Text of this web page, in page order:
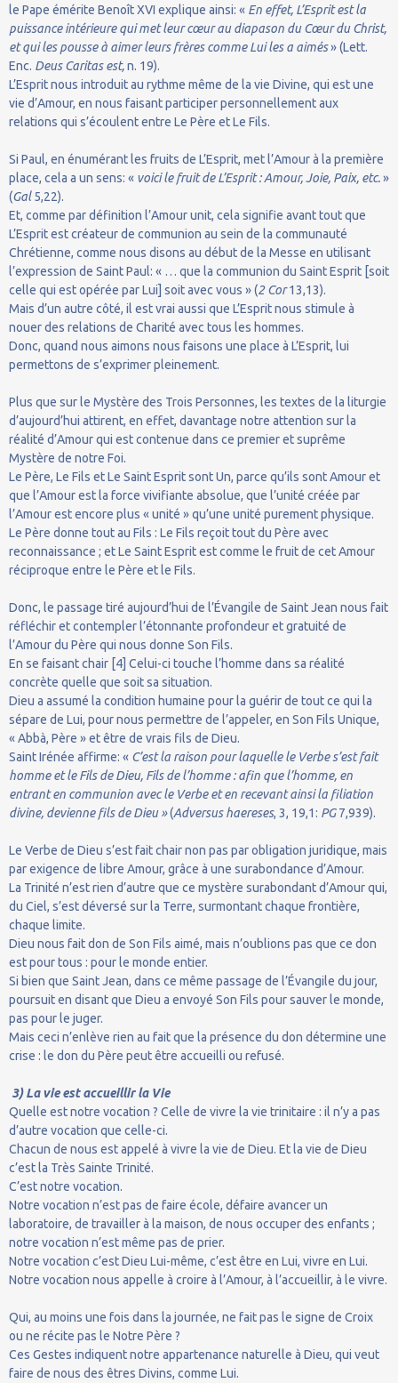
le Pape émérite Benoît XVI explique ainsi: « En effet, L’Esprit est la
puissance intérieure qui met leur cœur au diapason du Cœur du Christ,
et qui les pousse à aimer leurs frères comme Lui les a aimés» (Lett.
Enc. Deus Caritas est,n. 19).
L’Esprit nous introduit au rythme même de la vie Divine, qui est une
vie d’Amour, en nous faisant participer personnellement aux
relations qui s’écoulent entre Le Père et Le Fils.
Si Paul, en énumérant les fruits de L’Esprit, met l’Amour à la première
place, cela a un sens: « voici le fruit de L’Esprit : Amour, Joie, Paix, etc.»
(Gal5,22).
Et, comme par définition l’Amour unit, cela signifie avant tout que
L’Esprit est créateur de communion au sein de la communauté
Chrétienne, comme nous disons au début de la Messe en utilisant
l’expression de Saint Paul: « … que la communion du Saint Esprit [soit
celle qui est opérée par Lui] soit avec vous » (2 Cor13,13).
Mais d’un autre côté, il est vrai aussi que L’Esprit nous stimule à
nouer des relations de Charité avec tous les hommes.
Donc, quand nous aimons nous faisons une place à L’Esprit, lui
permettons de s’exprimer pleinement.
Plus que sur le Mystère des Trois Personnes, les textes de la liturgie
d’aujourd’hui attirent, en effet, davantage notre attention sur la
réalité d’Amour qui est contenue dans ce premier et suprême
Mystère de notre Foi.
Le Père, Le Fils et Le Saint Esprit sont Un, parce qu’ils sont Amour et
que l’Amour est la force vivifiante absolue, que l’unité créée par
l’Amour est encore plus « unité » qu’une unité purement physique.
Le Père donne tout au Fils : Le Fils reçoit tout du Père avec
reconnaissance ; et Le Saint Esprit est comme le fruit de cet Amour
réciproque entre le Père et le Fils.
Donc, le passage tiré aujourd’hui de l’Évangile de Saint Jean nous fait
réfléchir et contempler l’étonnante profondeur et gratuité de
l’Amour du Père qui nous donne Son Fils.
En se faisant chair [4] Celui-ci touche l’homme dans sa réalité
concrète quelle que soit sa situation.
Dieu a assumé la condition humaine pour la guérir de tout ce qui la
sépare de Lui, pour nous permettre de l’appeler, en Son Fils Unique,
« Abbà, Père » et être de vrais fils de Dieu.
Saint Irénée affirme: « C’est la raison pour laquelle le Verbe s’est fait
homme et le Fils de Dieu, Fils de l’homme : afin que l’homme, en
entrant en communion avec le Verbe et en recevant ainsi la filiation
divine, devienne fils de Dieu »(Adversus haereses, 3, 19,1: PG7,939).
Le Verbe de Dieu s’est fait chair non pas par obligation juridique, mais
par exigence de libre Amour, grâce à une surabondance d’Amour.
La Trinité n’est rien d’autre que ce mystère surabondant d’Amour qui,
du Ciel, s’est déversé sur la Terre, surmontant chaque frontière,
chaque limite.
Dieu nous fait don de Son Fils aimé, mais n’oublions pas que ce don
est pour tous : pour le monde entier.
Si bien que Saint Jean, dans ce même passage de l’Évangile du jour,
poursuit en disant que Dieu a envoyé Son Fils pour sauver le monde,
pas pour le juger.
Mais ceci n’enlève rien au fait que la présence du don détermine une
crise : le don du Père peut être accueilli ou refusé.
3) La vie est accueillir la Vie
Quelle est notre vocation ? Celle de vivre la vie trinitaire : il n’y a pas
d’autre vocation que celle-ci.
Chacun de nous est appelé à vivre la vie de Dieu. Et la vie de Dieu
c’est la Très Sainte Trinité.
C’est notre vocation.
Notre vocation n’est pas de faire école, défaire avancer un
laboratoire, de travailler à la maison, de nous occuper des enfants ;
notre vocation n’est même pas de prier.
Notre vocation c’est Dieu Lui-même, c’est être en Lui, vivre en Lui.
Notre vocation nous appelle à croire à l’Amour, à l’accueillir, à le vivre.
Qui, au moins une fois dans la journée, ne fait pas le signe de Croix
ou ne récite pas le Notre Père ?
Ces Gestes indiquent notre appartenance naturelle à Dieu, qui veut
faire de nous des êtres Divins, comme Lui.